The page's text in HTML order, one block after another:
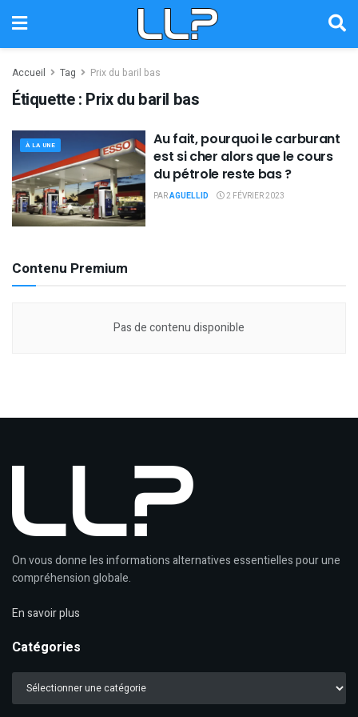
Accueil Tag Prix du baril bas
Étiquette : Prix du baril bas
À LA UNE
Au fait, pourquoi le carburant
est si cher alors que le cours
du pétrole reste bas ?
PARAGUELLID 2 FÉVRIER 2023
Contenu Premium
Pas de contenu disponible
On vous donne les informations alternatives essentielles pour une
compréhension globale.
En savoir plus
Catégories
Catégories